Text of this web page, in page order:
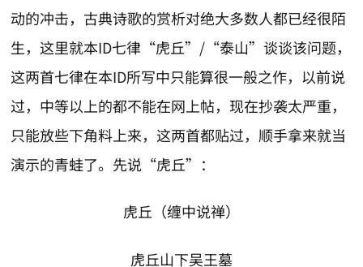
动的冲击，古典诗歌的赏析对绝大多数人都已经很陌
生，这里就本ID七律“虎丘”/“泰山”谈谈该问题，
这两首七律在本ID所写中只能算很一般之作，以前说
过，中等以上的都不能在网上帖，现在抄袭太严重，
只能放些下角料上来，这两首都贴过，顺手拿来就当
演示的青蛙了。先说“虎丘”：
虎丘（缠中说禅）
虎丘山下吴王墓